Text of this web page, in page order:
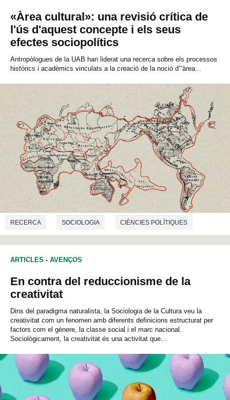
«Àrea cultural»: una revisió crítica de
l'ús d'aquest concepte i els seus
efectes sociopolítics
Antropòlogues de la UAB han liderat una recerca sobre els processos
històrics i acadèmics vinculats a la creació de la noció d’“àrea...
RECERCA SOCIOLOGIA CIÈNCIES POLÍTIQUES
ANTROPOLOGIA
ARTICLES - AVENÇOS
En contra del reduccionisme de la
creativitat
Dins del paradigma naturalista, la Sociologia de la Cultura veu la
creativitat com un fenomen amb diferents definicions estructurat per
factors com el gènere, la classe social i el marc nacional.
Sociològicament, la creativitat és una activitat que...